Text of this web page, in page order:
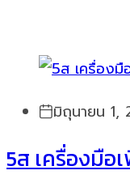
มิถุนายน 1,
5ส เครื่องมือ